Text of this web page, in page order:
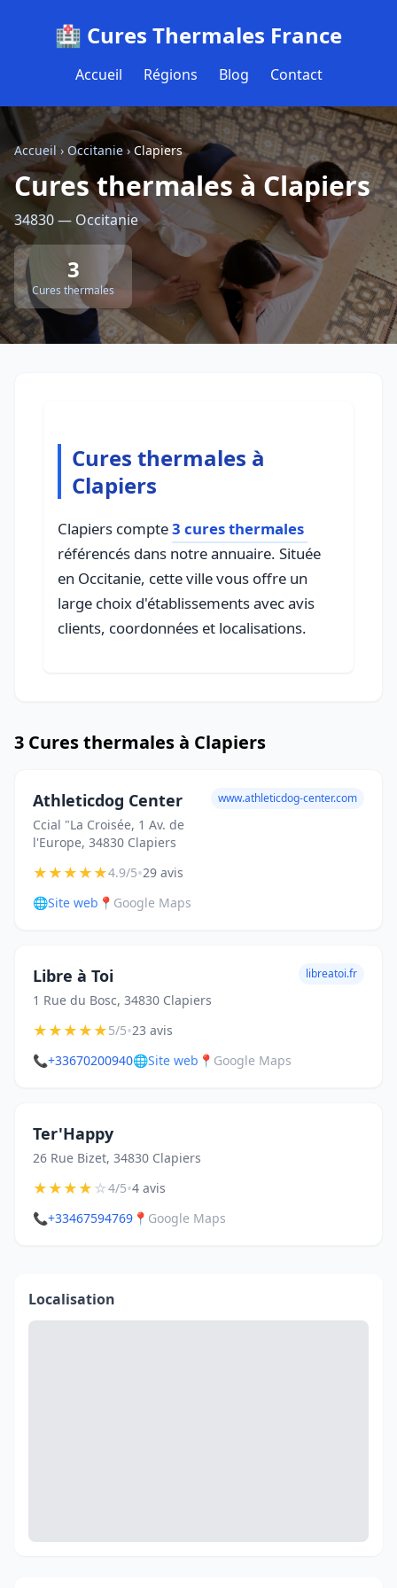
🏥 Cures Thermales France
Accueil Régions Blog Contact
Accueil› Occitanie › Clapiers
Cures thermales à Clapiers
34830 — Occitanie
3
Cures thermales
Cures thermales à
Clapiers
Clapiers compte3 cures thermales
référencés dans notre annuaire. Située
en Occitanie, cette ville vous offre un
large choix d'établissements avec avis
clients, coordonnées et localisations.
3 Cures thermales à Clapiers
Athleticdog Center
Ccial "La Croisée, 1 Av. de
l'Europe, 34830 Clapiers
www.athleticdog-center.com
★★★★★4.9/5•29 avis
🌐Site web 📍 Google Maps
Libre à Toi
1 Rue du Bosc, 34830 Clapiers
libreatoi.fr
★★★★★5/5•23 avis
📞+33670200940🌐Site web 📍 Google Maps
Ter'Happy
26 Rue Bizet, 34830 Clapiers
★★★★☆4/5•4 avis
📞+33467594769 📍 Google Maps
Localisation